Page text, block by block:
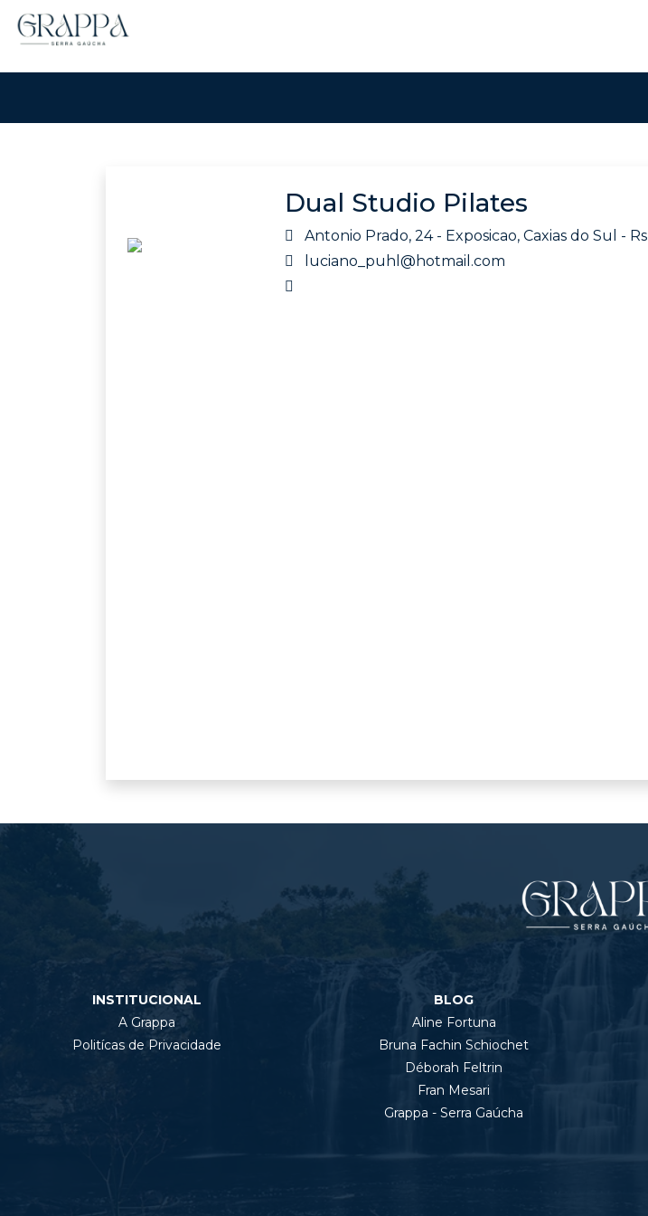
Dual Studio Pilates
Antonio Prado, 24 - Exposicao, Caxias do Sul - Rs
luciano_puhl@hotmail.com
INSTITUCIONAL
A Grappa
Politícas de Privacidade
BLOG
Aline Fortuna
Bruna Fachin Schiochet
Déborah Feltrin
Fran Mesari
Grappa - Serra Gaúcha